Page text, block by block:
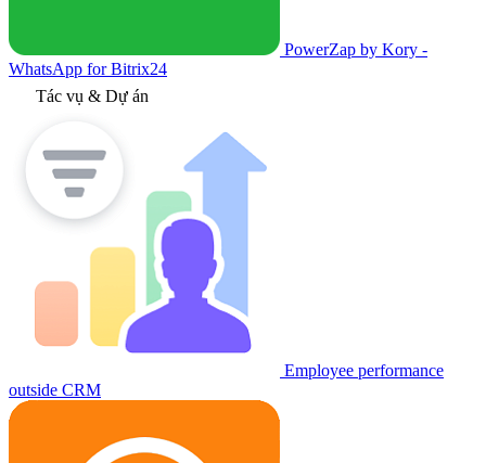
PowerZap by Kory -
WhatsApp for Bitrix24
Tác vụ & Dự án
Employee performance
outside CRM